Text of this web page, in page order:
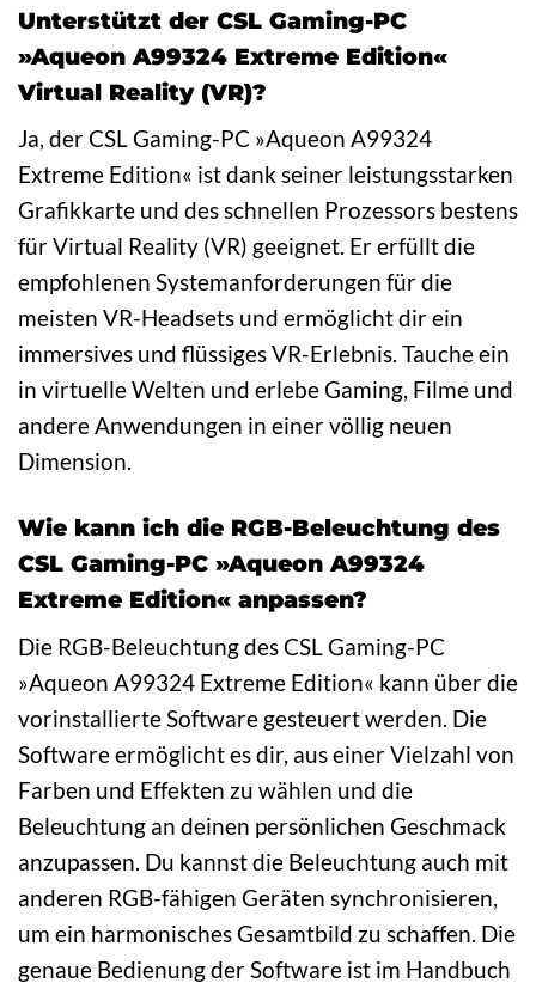
Unterstützt der CSL Gaming-PC
»Aqueon A99324 Extreme Edition«
Virtual Reality (VR)?
Ja, der CSL Gaming-PC »Aqueon A99324
Extreme Edition« ist dank seiner leistungsstarken
Grafikkarte und des schnellen Prozessors bestens
für Virtual Reality (VR) geeignet. Er erfüllt die
empfohlenen Systemanforderungen für die
meisten VR-Headsets und ermöglicht dir ein
immersives und flüssiges VR-Erlebnis. Tauche ein
in virtuelle Welten und erlebe Gaming, Filme und
andere Anwendungen in einer völlig neuen
Dimension.
Wie kann ich die RGB-Beleuchtung des
CSL Gaming-PC »Aqueon A99324
Extreme Edition« anpassen?
Die RGB-Beleuchtung des CSL Gaming-PC
»Aqueon A99324 Extreme Edition« kann über die
vorinstallierte Software gesteuert werden. Die
Software ermöglicht es dir, aus einer Vielzahl von
Farben und Effekten zu wählen und die
Beleuchtung an deinen persönlichen Geschmack
anzupassen. Du kannst die Beleuchtung auch mit
anderen RGB-fähigen Geräten synchronisieren,
um ein harmonisches Gesamtbild zu schaffen. Die
genaue Bedienung der Software ist im Handbuch